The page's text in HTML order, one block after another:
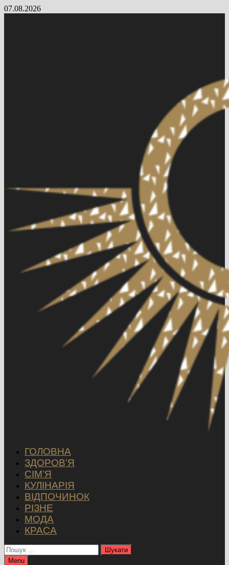
Skip
07.08.2026
ГОЛОВНА
ЗДОРОВ’Я
СІМ’Я
КУЛІНАРІЯ
ВІДПОЧИНОК
РІЗНЕ
МОДА
КРАСА
Пошук:
Menu